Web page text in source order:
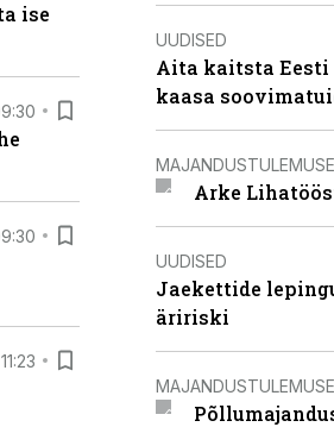
ise
UUDISED
Aita kaitsta Eesti
kaasa
Arke
UUDISED
Jaekettide
äririski